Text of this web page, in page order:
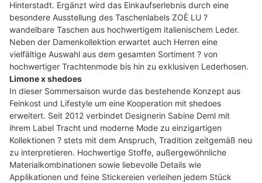
Hinterstadt. Ergänzt wird das Einkaufserlebnis durch eine
besondere Ausstellung des Taschenlabels ZOÈ LU ?
wandelbare Taschen aus hochwertigem italienischem Leder.
Neben der Damenkollektion erwartet auch Herren eine
vielfältige Auswahl aus dem gesamten Sortiment ? von
hochwertiger Trachtenmode bis hin zu exklusiven Lederhosen.
Limone x shedoes
In dieser Sommersaison wurde das bestehende Konzept aus
Feinkost und Lifestyle um eine Kooperation mit shedoes
erweitert. Seit 2012 verbindet Designerin Sabine Deml mit
ihrem Label Tracht und moderne Mode zu einzigartigen
Kollektionen ? stets mit dem Anspruch, Tradition zeitgemäß neu
zu interpretieren. Hochwertige Stoffe, außergewöhnliche
Materialkombinationen sowie liebevolle Details wie
Applikationen und feine Stickereien verleihen jedem Stück